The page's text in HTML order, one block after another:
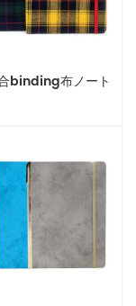
binding布ノート